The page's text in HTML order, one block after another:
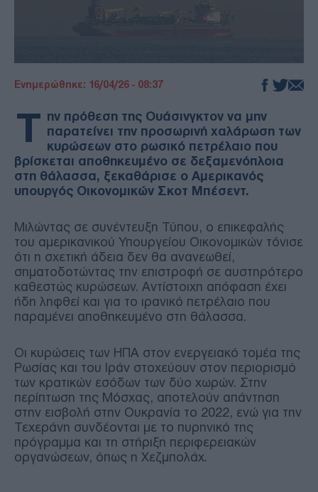
Ενημερώθηκε: 16/04/26 - 08:37
Τ ην πρόθεση της Ουάσινγκτον να μην
παρατείνει την προσωρινή χαλάρωση των
κυρώσεων στο ρωσικό πετρέλαιο που
βρίσκεται αποθηκευμένο σε δεξαμενόπλοια
στη θάλασσα, ξεκαθάρισε ο Αμερικανός
υπουργός Οικονομικών Σκοτ Μπέσεντ.
Μιλώντας σε συνέντευξη Τύπου, ο επικεφαλής
του αμερικανικού Υπουργείου Οικονομικών τόνισε
ότι η σχετική άδεια δεν θα ανανεωθεί,
σηματοδοτώντας την επιστροφή σε αυστηρότερο
καθεστώς κυρώσεων. Αντίστοιχη απόφαση έχει
ήδη ληφθεί και για το ιρανικό πετρέλαιο που
παραμένει αποθηκευμένο στη θάλασσα.
Οι κυρώσεις των ΗΠΑ στον ενεργειακό τομέα της
Ρωσίας και του Ιράν στοχεύουν στον περιορισμό
των κρατικών εσόδων των δύο χωρών. Στην
περίπτωση της Μόσχας, αποτελούν απάντηση
στην εισβολή στην Ουκρανία το 2022, ενώ για την
Τεχεράνη συνδέονται με το πυρηνικό της
πρόγραμμα και τη στήριξη περιφερειακών
οργανώσεων, όπως η Χεζμπολάχ.